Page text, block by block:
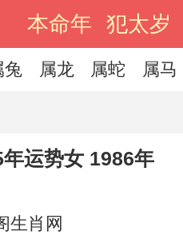
本命年 犯太岁
兔 属龙 属蛇 属马
运势女 1986年
生肖网